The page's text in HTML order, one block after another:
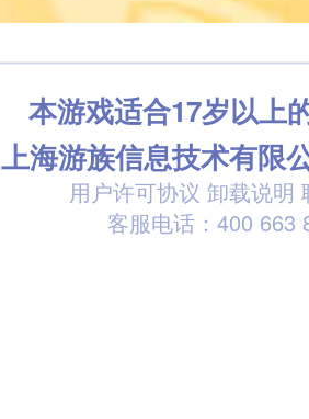
本游戏适合17岁以上
上海游族信息技术有限
用户许可协议 卸载说明
客服电话：400 663